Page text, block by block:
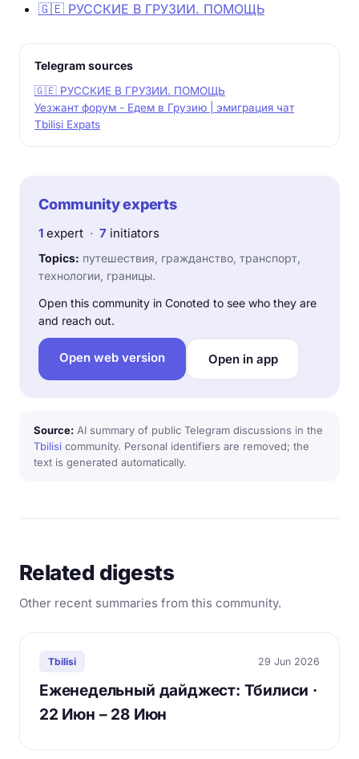
🇬🇪 РУССКИЕ В ГРУЗИИ. ПОМОЩЬ
Telegram sources
🇬🇪 РУССКИЕ В ГРУЗИИ. ПОМОЩЬ
Уезжант форум - Едем в Грузию | эмиграция чат
Tbilisi Expats
Community experts
1 expert · 7 initiators
Topics: путешествия, гражданство, транспорт,
технологии, границы.
Open this community in Conoted to see who they are
and reach out.
Open web version Open in app
Source: AI summary of public Telegram discussions in the
Tbilisi community. Personal identifiers are removed; the
text is generated automatically.
Related digests
Other recent summaries from this community.
Tbilisi 29 Jun 2026
Еженедельный дайджест: Тбилиси ·
22 Июн – 28 Июн